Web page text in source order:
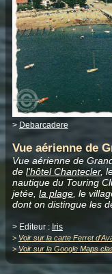
>Debarcadere
Vue aérienne de
Vue aérienne de
de l'hôtel Chantecler,
nautique du Touring
jetée, la plage , le
dont on distingue les
> Editeur : Iris
> Voir sur la carte Ferret
> Voir sur la Google Maps